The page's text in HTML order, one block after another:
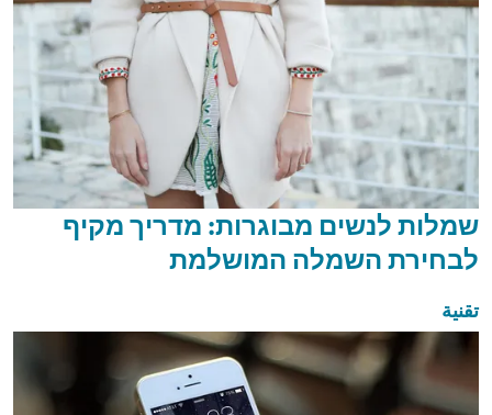
שמלות לנשים מבוגרות: מדריך מקיף
לבחירת השמלה המושלמת
تقنية